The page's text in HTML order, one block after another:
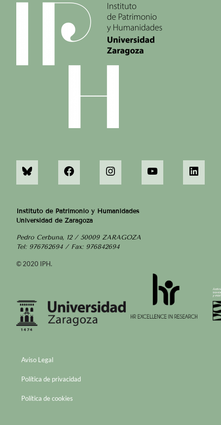
Instituto de Patrimonio y Humanidades
Universidad de Zaragoza
Pedro Cerbuna, 12 / 50009 ZARAGOZA
Tel: 976762694 / Fax: 976842694
© 2020 IPH.
Aviso Legal
Política de privacidad
Política de cookies